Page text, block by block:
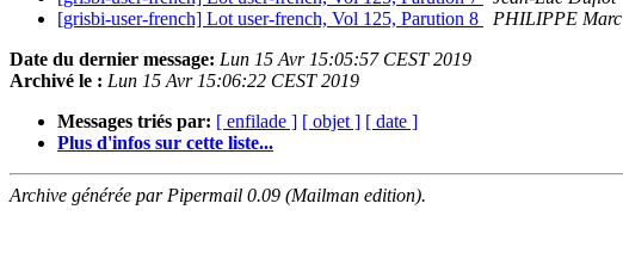
[grisbi-user-french] Lot user-french, Vol 125, Parution 8
PHILIPPE Marc
Date du dernier message: Lun 15 Avr 15:05:57 CEST 2019
Archivé le : Lun 15 Avr 15:06:22 CEST 2019
Messages triés par: [ enfilade ] [ objet ] [ date ]
Plus d'infos sur cette liste...
Archive générée par Pipermail 0.09 (Mailman edition).